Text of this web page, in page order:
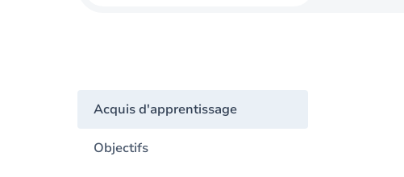
Acquis d'apprentissage
Objectifs